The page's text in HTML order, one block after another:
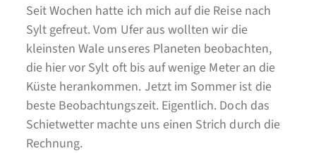
Seit Wochen hatte ich mich auf die Reise nach
Sylt gefreut. Vom Ufer aus wollten wir die
kleinsten Wale unseres Planeten beobachten,
die hier vor Sylt oft bis auf wenige Meter an die
Küste herankommen. Jetzt im Sommer ist die
beste Beobachtungszeit. Eigentlich. Doch das
Schietwetter machte uns einen Strich durch die
Rechnung.